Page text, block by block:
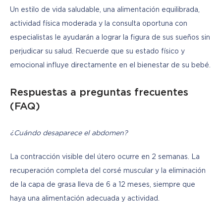
Un estilo de vida saludable, una alimentación equilibrada,
actividad física moderada y la consulta oportuna con
especialistas le ayudarán a lograr la figura de sus sueños sin
perjudicar su salud. Recuerde que su estado físico y
emocional influye directamente en el bienestar de su bebé.
Respuestas a preguntas frecuentes
(FAQ)
¿Cuándo desaparece el abdomen?
La contracción visible del útero ocurre en 2 semanas. La
recuperación completa del corsé muscular y la eliminación
de la capa de grasa lleva de 6 a 12 meses, siempre que
haya una alimentación adecuada y actividad.